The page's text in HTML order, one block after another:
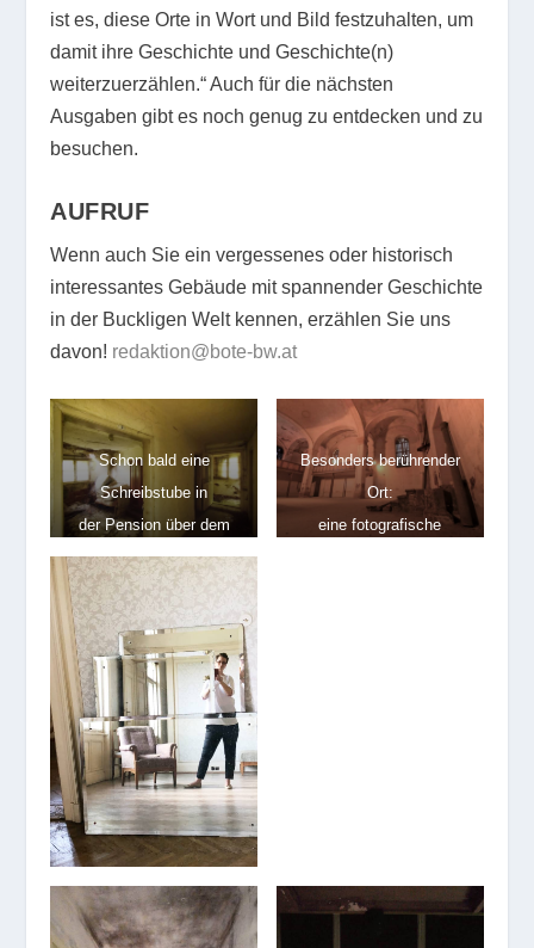
ist es, diese Orte in Wort und Bild festzuhalten, um
damit ihre Geschichte und Geschichte(n)
weiterzuerzählen.“ Auch für die nächsten
Ausgaben gibt es noch genug zu entdecken und zu
besuchen.
AUFRUF
Wenn auch Sie ein vergessenes oder historisch
interessantes Gebäude mit spannender Geschichte
in der Buckligen Welt kennen, erzählen Sie uns
davon! redaktion@bote-bw.at
Schon bald eine
Schreibstube in
der Pension über dem
Pittental?
Besonders berührender
Ort:
eine fotografische